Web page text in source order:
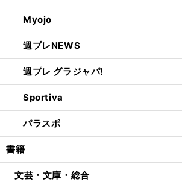
Myojo
週プレNEWS
週プレ グラジャパ!
Sportiva
パラスポ
書籍
文芸・文庫・総合